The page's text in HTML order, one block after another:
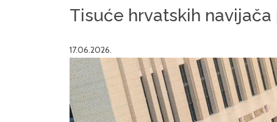
Tisuće hrvatskih
17.06.2026.